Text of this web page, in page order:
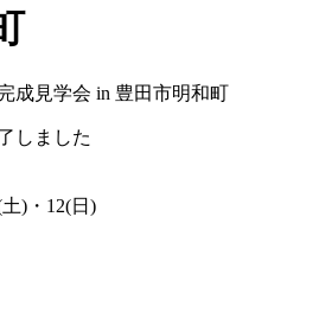
しました
)・12(日)